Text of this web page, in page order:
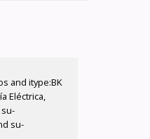
and itype:BK
Eléctrica,
su-